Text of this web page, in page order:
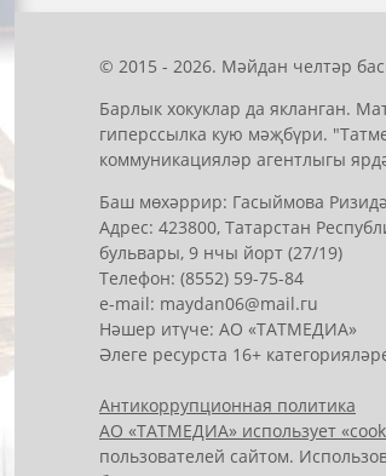
© 2015 - 2026. Мәйдан челтәр
Барлык хокуклар да якланган.
гиперссылка кую мәҗбүри.
коммуникацияләр агентлыгы
Баш мөхәррир: Гасыймова
Адрес: 423800, Татарстан
бульвары, 9 нчы йорт (27/19)
Телефон: (8552) 59-75-84
е-mail: mауdаn06@mail.гu
Нәшер итүче: АО «ТАТМЕДИА»
Әлеге ресурста 16+
Антикоррупционная политика
АО «ТАТМЕДИА» использует
пользователей сайтом.